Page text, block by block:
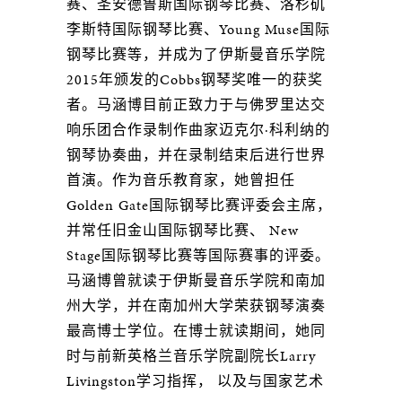
赛、圣安德鲁斯国际钢琴⽐赛、洛杉矶
李斯特国际钢琴⽐赛、Young Muse国际
钢琴⽐赛等，并成为了伊斯曼⾳乐学院
2015年颁发的Cobbs钢琴奖唯⼀的获奖
者。马涵博⽬前正致⼒于与佛罗⾥达交
响乐团合作录制作曲家迈克尔·科利纳的
钢琴协奏曲，并在录制结束后进⾏世界
⾸演。作为⾳乐教育家，她曾担任
Golden Gate国际钢琴⽐赛评委会主席，
并常任旧⾦⼭国际钢琴⽐赛、 New
Stage国际钢琴⽐赛等国际赛事的评委。
马涵博曾就读于伊斯曼⾳乐学院和南加
州⼤学，并在南加州⼤学荣获钢琴演奏
最⾼博⼠学位。在博⼠就读期间，她同
时与前新英格兰⾳乐学院副院长Larry
Livingston学习指挥， 以及与国家艺术